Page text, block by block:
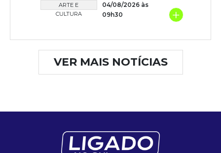
ARTE E
CULTURA
04/08/2026 às
09h30
+
VER MAIS NOTÍCIAS